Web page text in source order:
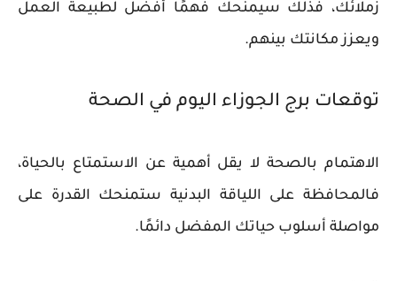
زملائك، فذلك سيمنحك فهمًا أفضل لطبيعة العمل
ويعزز مكانتك بينهم.
توقعات برج الجوزاء اليوم في الصحة
الاهتمام بالصحة لا يقل أهمية عن الاستمتاع بالحياة،
فالمحافظة على اللياقة البدنية ستمنحك القدرة على
مواصلة أسلوب حياتك المفضل دائمًا.